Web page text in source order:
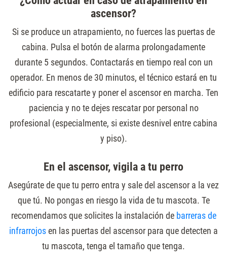
ascensor?
Si se produce un atrapamiento, no fuerces las puertas de
cabina. Pulsa el botón de alarma prolongadamente
durante 5 segundos. Contactarás en tiempo real con un
operador. En menos de 30 minutos, el técnico estará en tu
edificio para rescatarte y poner el ascensor en marcha. Ten
paciencia y no te dejes rescatar por personal no
profesional (especialmente, si existe desnivel entre cabina
y piso).
En el ascensor, vigila a tu perro
Asegúrate de que tu perro entra y sale del ascensor a la vez
que tú. No pongas en riesgo la vida de tu mascota. Te
recomendamos que solicites la instalación de barreras de
infrarrojosen las puertas del ascensor para que detecten a
tu mascota, tenga el tamaño que tenga.